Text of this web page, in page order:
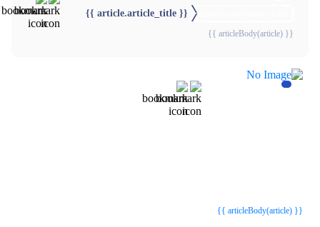
{{ article.article_title }}
{{ articleBody(article) }}
{{ articleBody(article) }}